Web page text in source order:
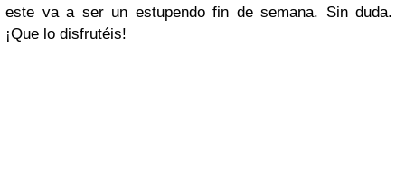
este va a ser un estupendo fin de semana. Sin duda.
¡Que lo disfrutéis!